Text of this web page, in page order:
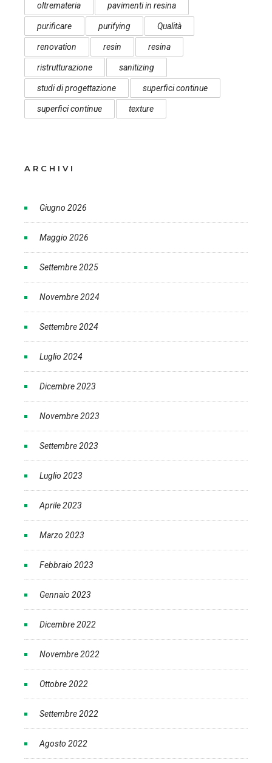
oltremateria pavimenti in resina
purificare purifying Qualità
renovation resin resina
ristrutturazione sanitizing
studi di progettazione superfici continue
superfici continue texture
ARCHIVI
Giugno 2026
Maggio 2026
Settembre 2025
Novembre 2024
Settembre 2024
Luglio 2024
Dicembre 2023
Novembre 2023
Settembre 2023
Luglio 2023
Aprile 2023
Marzo 2023
Febbraio 2023
Gennaio 2023
Dicembre 2022
Novembre 2022
Ottobre 2022
Settembre 2022
Agosto 2022